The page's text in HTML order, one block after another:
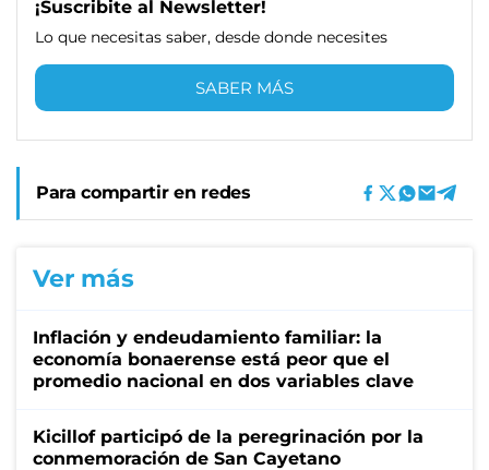
¡Suscribite al Newsletter!
Lo que necesitas saber, desde donde necesites
SABER MÁS
Para compartir en redes
Ver más
Inflación y endeudamiento familiar: la
economía bonaerense está peor que el
promedio nacional en dos variables clave
Kicillof participó de la peregrinación por la
conmemoración de San Cayetano